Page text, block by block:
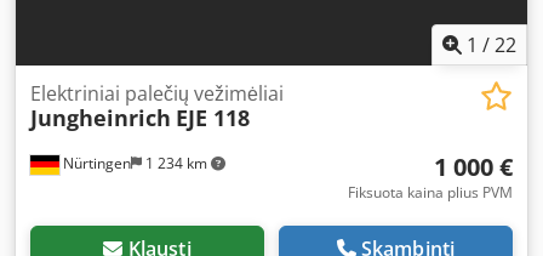
1 /22
Nürtingen 1 234 km
Elektriniai palečių vežimėliai
Jungheinrich EJE 118
1 000 €
Fiksuota kaina plius PVM
Klausti Skambinti